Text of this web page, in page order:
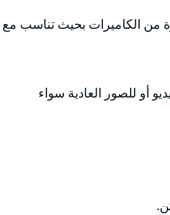
من الكاميرات بحيث تناسب مع
أو للصور العادية سواء